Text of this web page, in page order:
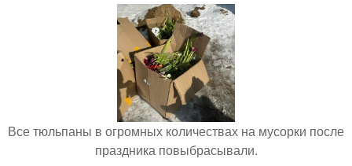
Все тюльпаны в огромных количествах на мусорки после
праздника повыбрасывали.